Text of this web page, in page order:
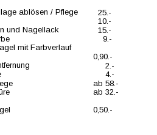
ablösen / Pflege
und Nagellack
/ Farbe
mit Farbverlauf
)
Maniküre
  25.-
  10.-
  15.-
    9.-
0,90.-
     2.-
     4.-
ab 58.-
ab 32.-
0,50.-